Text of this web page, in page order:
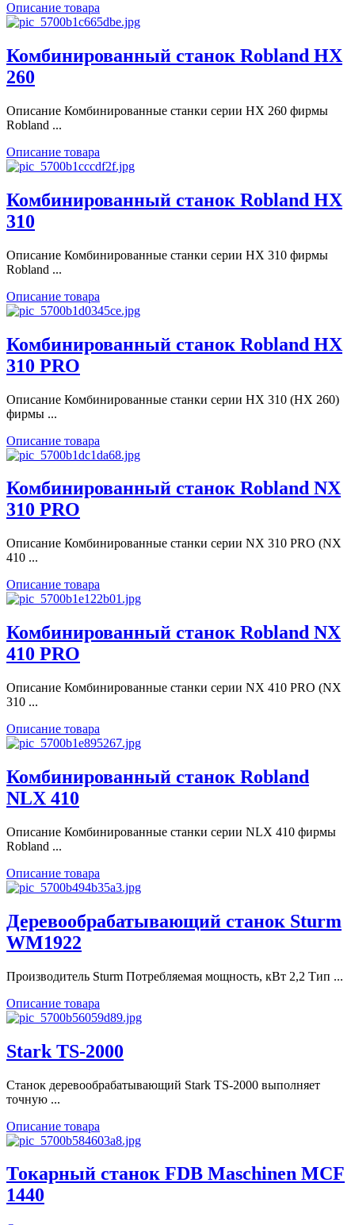
Описание товара
Комбинированный станок Robland HX
260
Описание Комбинированные станки серии HX 260 фирмы
Robland ...
Описание товара
Комбинированный станок Robland HX
310
Описание Комбинированные станки серии HX 310 фирмы
Robland ...
Описание товара
Комбинированный станок Robland HX
310 PRO
Описание Комбинированные станки серии HX 310 (HX 260)
фирмы ...
Описание товара
Комбинированный станок Robland NX
310 PRO
Описание Комбинированные станки серии NX 310 PRO (NX
410 ...
Описание товара
Комбинированный станок Robland NX
410 PRO
Описание Комбинированные станки серии NX 410 PRO (NX
310 ...
Описание товара
Комбинированный станок Robland
NLX 410
Описание Комбинированные станки серии NLX 410 фирмы
Robland ...
Описание товара
Деревообрабатывающий станок Sturm
WM1922
Производитель Sturm Потребляемая мощность, кВт 2,2 Тип ...
Описание товара
Stark TS-2000
Станок деревообрабатывающий Stark TS-2000 выполняет
точную ...
Описание товара
Токарный станок FDB Maschinen MCF
1440